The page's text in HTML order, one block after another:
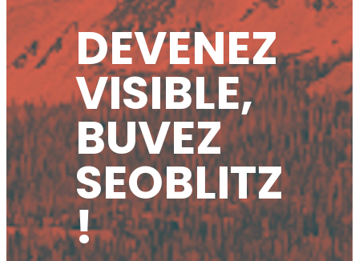
DEVENEZ
VISIBLE,
BUVEZ
SEOBLITZ
!